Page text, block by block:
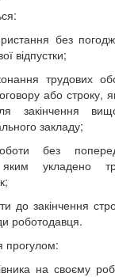
без
відпустки;
трудових
або строку,
закінчення
закладу;
без
укладено
до закінчення
роботодавця.
прогулом:
на своєму